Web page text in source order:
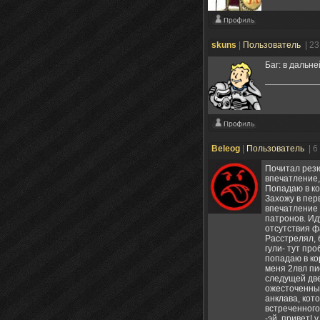
skuns Пользователь
|
Баг: в
Beleog Пользователь
|
Почитал
Попадаю в
Захожу в
патронов.
отсутствия
Расстрелял,
гули- тут
попадаю в
меня 2лвл
следущей
анклава,